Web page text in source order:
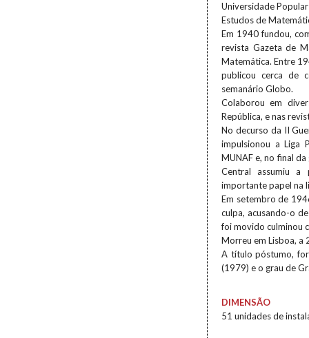
Universidade
Estudos de
Em 1940 fundou,
revista Gazeta de
Matemática. Entre
publicou cerca de
semanário Globo.
Colaborou em
República, e nas
No decurso da II
impulsionou a Liga
MUNAF e, no final
Central assumiu a
importante papel na
Em setembro de
culpa, acusando-o
foi movido culminou
Morreu em Lisboa, a
A título póstumo,
(1979) e o grau de
DIMENSÃO
51 unidades de